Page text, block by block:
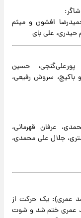
افشون و میثم
پورعلی‌گنجی، حسین
باکیچ، سروش رفیعی،
عرفان قهرمانی،
جلال علی محمدی،
ذوب آهن 0 (دقیقه 38- محمد عمری): یک حرکت از
عمری ختم شد و شوت